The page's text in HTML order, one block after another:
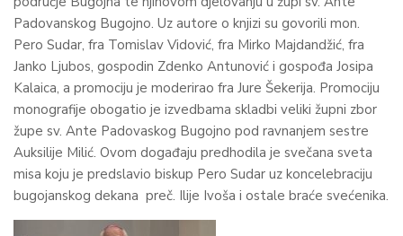
Padovanskog Bugojno. Uz autore o knjizi su govorili mon.
Pero Sudar, fra Tomislav Vidović, fra Mirko Majdandžić, fra
Janko Ljubos, gospodin Zdenko Antunović i gospođa Josipa
Kalaica, a promociju je moderirao fra Jure Šekerija. Promociju
monografije obogatio je izvedbama skladbi veliki župni zbor
župe sv. Ante Padovaskog Bugojno pod ravnanjem sestre
Auksilije Milić. Ovom događaju predhodila je svečana sveta
misa koju je predslavio biskup Pero Sudar uz koncelebraciju
bugojanskog dekana preč. Ilije Ivoša i ostale braće svećenika.